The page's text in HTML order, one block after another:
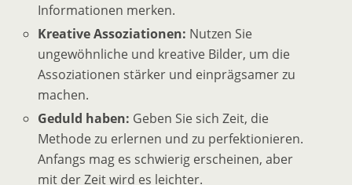
Informationen merken.
Kreative Assoziationen: Nutzen Sie
ungewöhnliche und kreative Bilder, um die
Assoziationen stärker und einprägsamer zu
machen.
Geduld haben: Geben Sie sich Zeit, die
Methode zu erlernen und zu perfektionieren.
Anfangs mag es schwierig erscheinen, aber
mit der Zeit wird es leichter.